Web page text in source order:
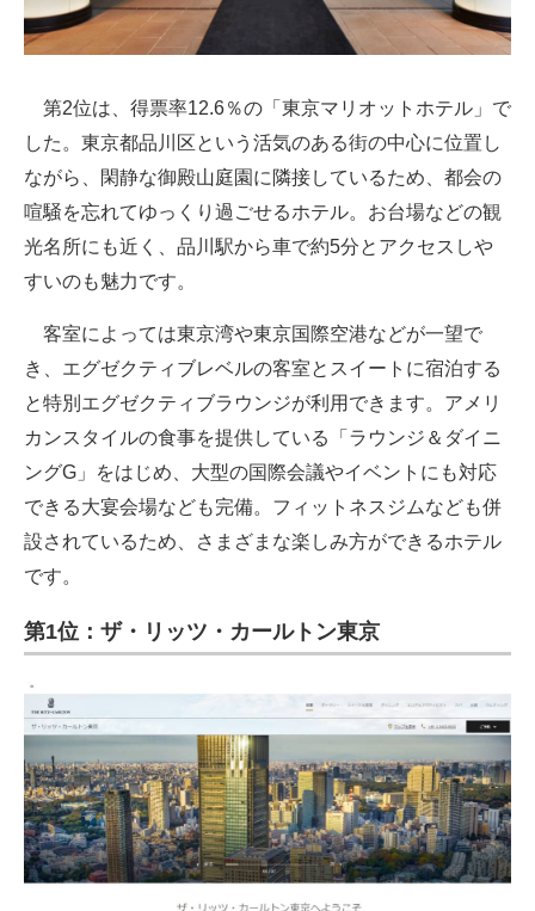
第2位は、得票率12.6％の「東京マリオットホテル」で
した。東京都品川区という活気のある街の中心に位置し
ながら、閑静な御殿山庭園に隣接しているため、都会の
喧騒を忘れてゆっくり過ごせるホテル。お台場などの観
光名所にも近く、品川駅から車で約5分とアクセスしや
すいのも魅力です。
客室によっては東京湾や東京国際空港などが一望で
き、エグゼクティブレベルの客室とスイートに宿泊する
と特別エグゼクティブラウンジが利用できます。アメリ
カンスタイルの食事を提供している「ラウンジ＆ダイニ
ングG」をはじめ、大型の国際会議やイベントにも対応
できる大宴会場なども完備。フィットネスジムなども併
設されているため、さまざまな楽しみ方ができるホテル
です。
第1位：ザ・リッツ・カールトン東京